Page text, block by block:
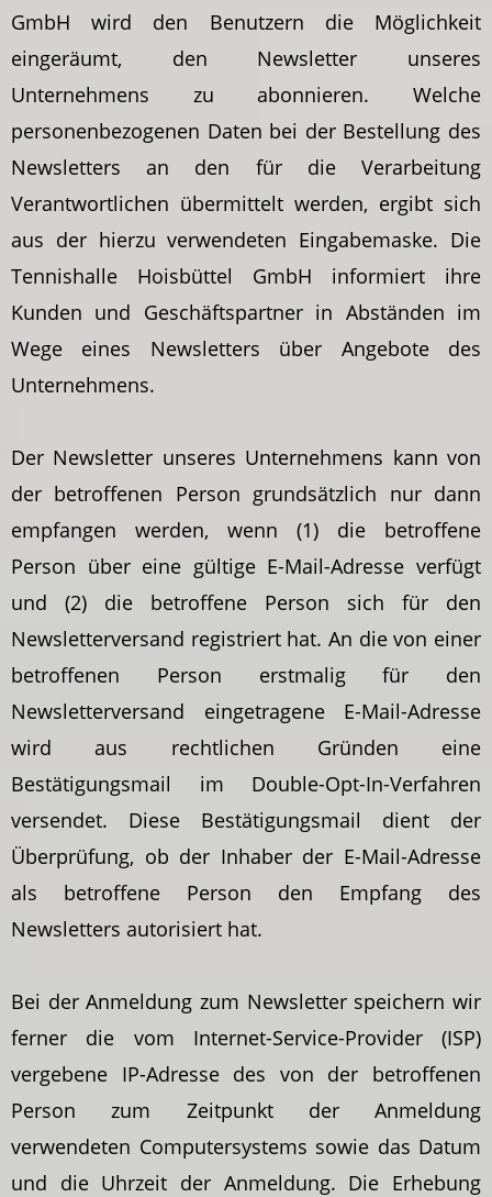
GmbH wird den Benutzern die Möglichkeit
eingeräumt, den Newsletter unseres
Unternehmens zu abonnieren. Welche
personenbezogenen Daten bei der Bestellung des
Newsletters an den für die Verarbeitung
Verantwortlichen übermittelt werden, ergibt sich
aus der hierzu verwendeten Eingabemaske. Die
Tennishalle Hoisbüttel GmbH informiert ihre
Kunden und Geschäftspartner in Abständen im
Wege eines Newsletters über Angebote des
Unternehmens.
Der Newsletter unseres Unternehmens kann von
der betroffenen Person grundsätzlich nur dann
empfangen werden, wenn (1) die betroffene
Person über eine gültige E-Mail-Adresse verfügt
und (2) die betroffene Person sich für den
Newsletterversand registriert hat. An die von einer
betroffenen Person erstmalig für den
Newsletterversand eingetragene E-Mail-Adresse
wird aus rechtlichen Gründen eine
Bestätigungsmail im Double-Opt-In-Verfahren
versendet. Diese Bestätigungsmail dient der
Überprüfung, ob der Inhaber der E-Mail-Adresse
als betroffene Person den Empfang des
Newsletters autorisiert hat.
Bei der Anmeldung zum Newsletter speichern wir
ferner die vom Internet-Service-Provider (ISP)
vergebene IP-Adresse des von der betroffenen
Person zum Zeitpunkt der Anmeldung
verwendeten Computersystems sowie das Datum
und die Uhrzeit der Anmeldung. Die Erhebung